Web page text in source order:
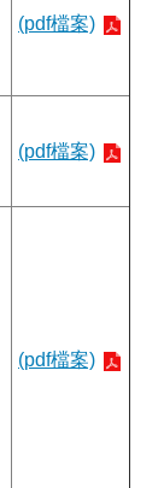
(pdf檔案)
(pdf檔案)
(pdf檔案)